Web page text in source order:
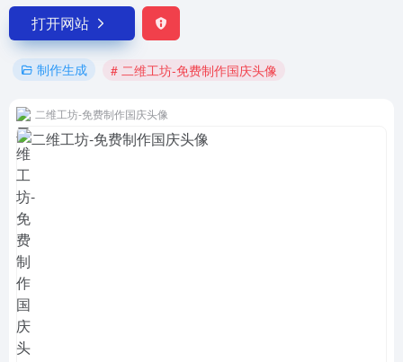
打开网站
制作生成 # 二维工坊-免费制作国庆头像
二维工坊-免费制作国庆头像